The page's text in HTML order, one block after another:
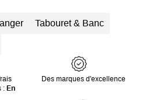
Tabouret & Banc
: En
Des marques d'excellence